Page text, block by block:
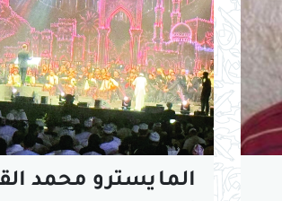
المايسترو محمد